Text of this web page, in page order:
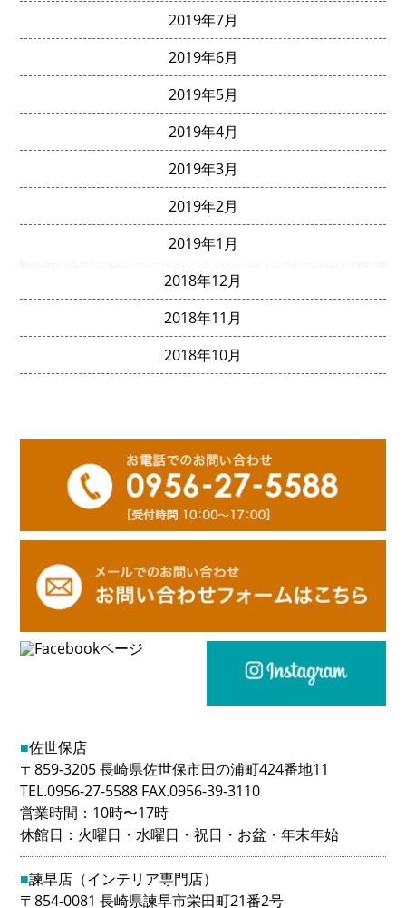
2019年7月
2019年6月
2019年5月
2019年4月
2019年3月
2019年2月
2019年1月
2018年12月
2018年11月
2018年10月
■佐世保店
〒859-3205 長崎県佐世保市田の浦町424番地11
TEL.0956-27-5588 FAX.0956-39-3110
営業時間：10時〜17時
休館日：火曜日・水曜日・祝日・お盆・年末年始
■諫早店（インテリア専門店）
〒854-0081 長崎県諫早市栄田町21番2号